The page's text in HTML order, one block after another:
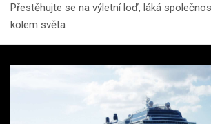
Přestěhujte se na výletní loď, láká
kolem světa